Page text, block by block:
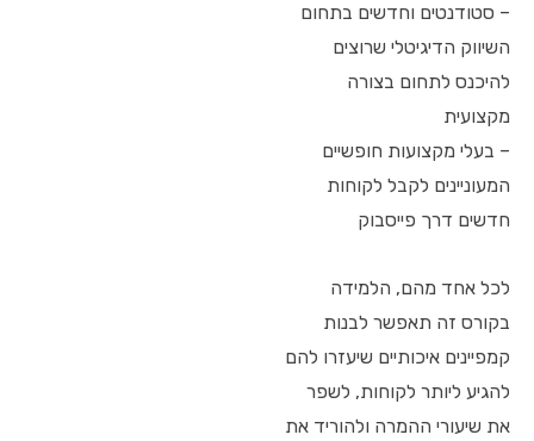
– סטודנטים וחדשים בתחום
השיווק הדיגיטלי שרוצים
להיכנס לתחום בצורה
מקצועית
– בעלי מקצועות חופשיים
המעוניינים לקבל לקוחות
חדשים דרך פייסבוק
לכל אחד מהם, הלמידה
בקורס זה תאפשר לבנות
קמפיינים איכותיים שיעזרו להם
להגיע ליותר לקוחות, לשפר
את שיעורי ההמרה ולהוריד את